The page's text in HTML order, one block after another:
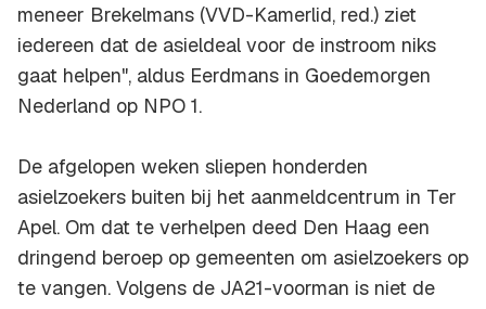
meneer Brekelmans (VVD-Kamerlid, red.) ziet
iedereen dat de asieldeal voor de instroom niks
gaat helpen", aldus Eerdmans in Goedemorgen
Nederland op NPO 1.
De afgelopen weken sliepen honderden
asielzoekers buiten bij het aanmeldcentrum in Ter
Apel. Om dat te verhelpen deed Den Haag een
dringend beroep op gemeenten om asielzoekers op
te vangen. Volgens de JA21-voorman is niet de